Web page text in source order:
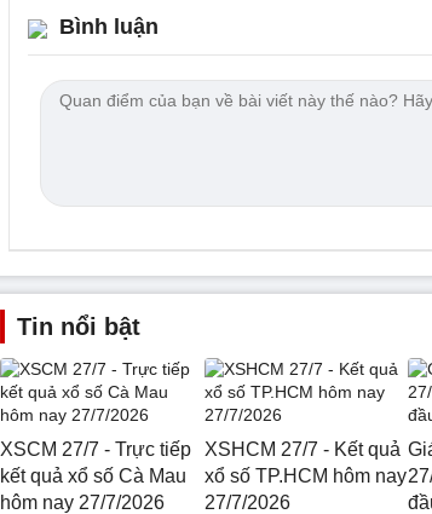
Bình luận
Tin nổi bật
XSCM 27/7 - Trực tiếp
kết quả xổ số Cà Mau
hôm nay 27/7/2026
XSHCM 27/7 - Kết quả
xổ số TP.HCM hôm nay
27/7/2026